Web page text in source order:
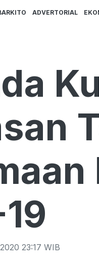
ADVERTORIAL
23:17 WIB